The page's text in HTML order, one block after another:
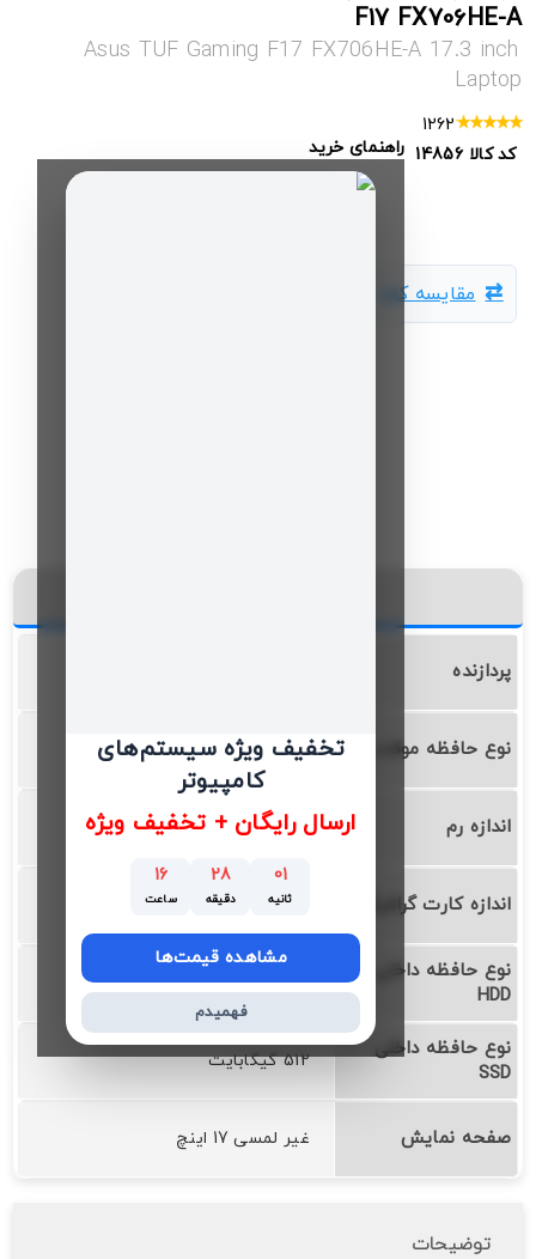
F17 FX706HE-A
Asus TUF Gaming F17 FX706HE-A 17.3 inch
Laptop
1262
کد کالا 14856 راهنمای خرید
تخفیف ویژه سیستم‌های
کامپیوتر
ارسال رایگان + تخفیف ویژه
00
ثانیه
28
دقیقه
16
ساعت
مشاهده قیمت‌ها
فهمیدم
مقایسه کالا
پردازنده
نوع حافظه موقت DDR4
اندازه رم 8 گیگابایت
اندازه کارت گرافیگ
نوع حافظه داخلی
HDD
❌
نوع حافظه داخلی
SSD
512 گیگابایت
صفحه نمایش غیر لمسی 17 اینچ
توضیحات